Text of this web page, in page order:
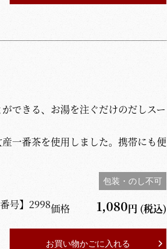
できる、お湯を注ぐだけのだしスー
一番茶を使用しました。携帯にも便
包装・のし不可
号】 2998価格 1,080円 (税込)
お買い物かごに入れる